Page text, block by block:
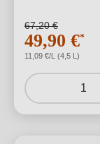
67,20 €
49,90 €*
11,09 €/L (4,5 L)
1